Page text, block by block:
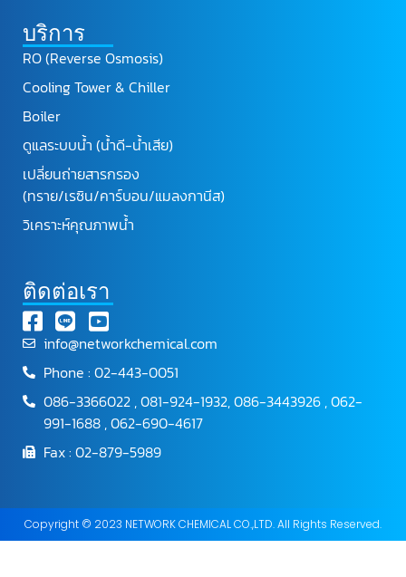
บริการ
RO (Reverse Osmosis)
Cooling Tower & Chiller
Boiler
ดูแลระบบน้ำ (น้ำดี-น้ำเสีย)
เปลี่ยนถ่ายสารกรอง
(ทราย/เรซิน/คาร์บอน/แมลงกานีส)
วิเคราะห์คุณภาพน้ำ
ติดต่อเรา
info@networkchemical.com
Phone : 02-443-0051
086-3366022 , 081-924-1932, 086-3443926 , 062-
991-1688 , 062-690-4617
Fax : 02-879-5989
Copyright © 2023 NETWORK CHEMICAL CO.,LTD. All Rights Reserved.